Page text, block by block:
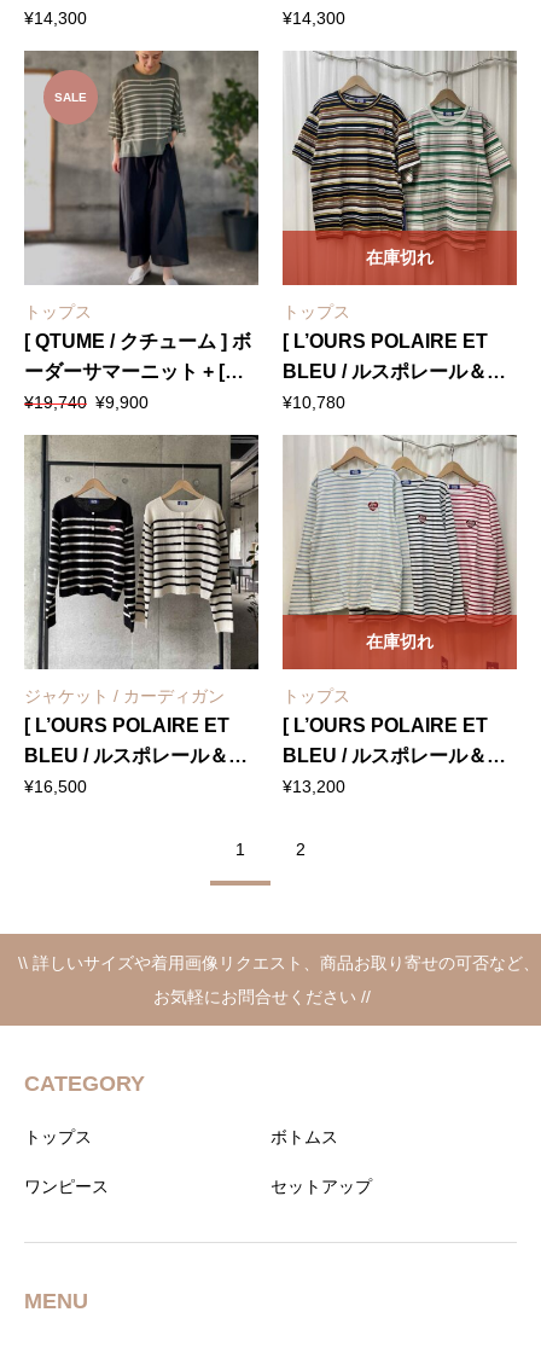
リュ ] 白熊ワッペンボーダ
ー柄ロンT
¥14,300
リュ ] マルチボーダー柄ニ
ットカーディガン
¥14,300
トップス
[ QTUME / クチューム ] ボ
ーダーサマーニット + [
QTUME / クチューム ] ス
カーチョ
¥19,740
元
は
¥19,740
で
し
た。
¥9,900
現
格
¥9,900
で
す。
SALE
トップス
[ L’OURS POLAIRE ET
BLEU / ルスポレール＆ブ
リュ ] マルチボーダーTシ
ャツ
¥10,780
在庫切れ
ジャケット / カーディガン
[ L’OURS POLAIRE ET
BLEU / ルスポレール＆ブ
リュ ] ボーダー柄カーディ
¥16,500
トップス
[ L’OURS POLAIRE ET
BLEU / ルスポレール＆ブ
リュ ] ボーダー柄ロングT
¥13,200
在庫切れ
1 2
\\ 詳しいサイズや着用画像リクエスト、商品お取り寄せの可否など、
お気軽にお問合せください //
CATEGORY
トップス ボトムス
ワンピース セットアップ
MENU